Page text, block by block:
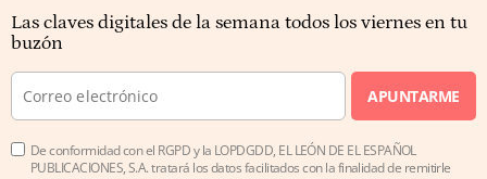
Las claves digitales de la semana todos los viernes en tu
buzón
APUNTARME
De conformidad con el RGPD y la LOPDGDD, EL LEÓN DE EL ESPAÑOL
PUBLICACIONES, S.A. tratará los datos facilitados con la finalidad de remitirle